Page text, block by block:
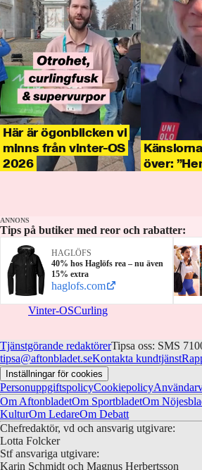
Här är ögonblicken vi
minns från vinter-OS
2026
över:
ANNONS
Tips på butiker med reor och rabatter:
HAGLÖFS
40% hos Haglöfs rea – nu även
15% extra
haglofs.com
Vinter-OSCurling
Tjänstgörande redaktörerTipsa oss: SMS
tipsa@aftonbladet.seKontakta kundtjänst
Inställningar för cookies
PersonuppgiftspolicyCookiepolicy
Om AftonbladetOm SportbladetOm
KulturOm LedareOm Debatt
Chefredaktör, vd och ansvarig utgivare:
Lotta Folcker
Stf ansvariga utgivare:
Karin Schmidt och Magnus Herbertsson